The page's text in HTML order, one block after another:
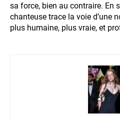
sa force, bien au contraire. En
chanteuse trace la voie d’une
plus humaine, plus vraie, et